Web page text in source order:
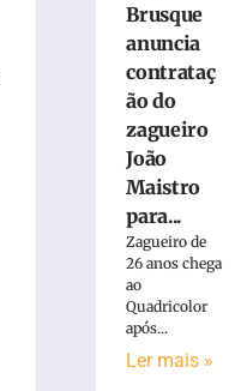
Brusque
Homem
matou
mulher
Brusque
anuncia
contrataç
ão do
zagueiro
João
Maistro
para...
Zagueiro de
26 anos chega
ao
Quadricolor
após...
Ler mais »